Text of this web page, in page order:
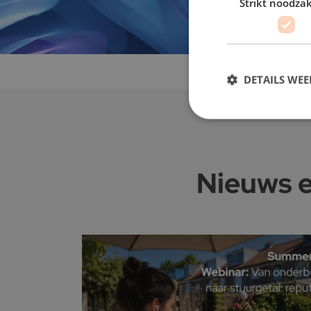
Nieuws
DETAILS